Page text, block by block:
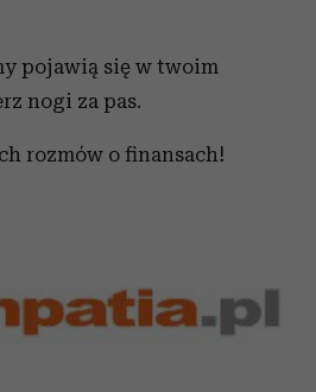
pojawią się w twoim
nogi za pas.
rozmów o finansach!